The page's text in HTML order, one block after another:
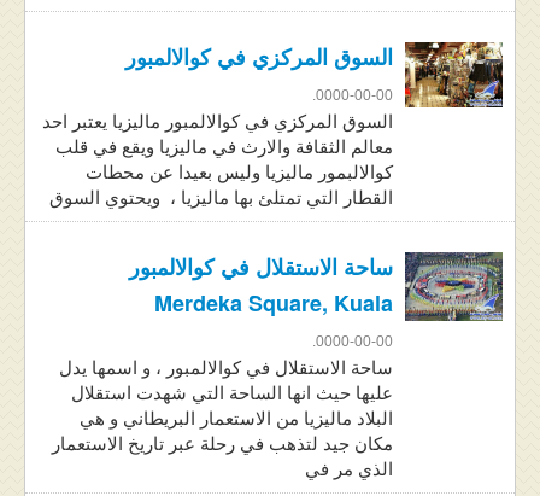
السوق المركزي في كوالالمبور
0000-00-00.
السوق المركزي في كوالالمبور ماليزيا يعتبر احد
معالم الثقافة والارث في ماليزيا ويقع في قلب
كوالالبمور ماليزيا وليس بعيدا عن محطات
القطار التي تمتلئ بها ماليزيا ، ويحتوي السوق
ساحة الاستقلال في كوالالمبور
Merdeka Square, Kuala
0000-00-00.
ساحة الاستقلال في كوالالمبور ، و اسمها يدل
عليها حيث انها الساحة التي شهدت استقلال
البلاد ماليزيا من الاستعمار البريطاني و هي
مكان جيد لتذهب في رحلة عبر تاريخ الاستعمار
الذي مر في